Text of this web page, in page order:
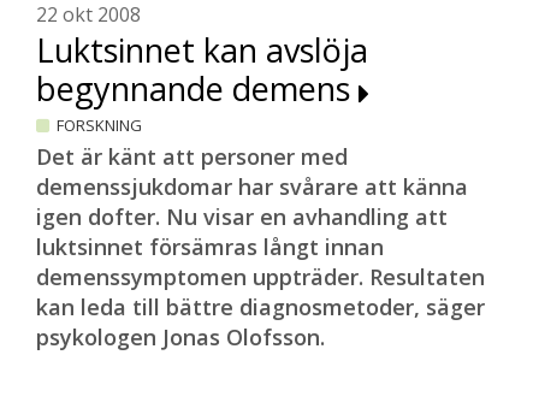
22 okt 2008
Luktsinnet kan avslöja
begynnande demens
FORSKNING
Det är känt att personer med
demenssjukdomar har svårare att känna
igen dofter. Nu visar en avhandling att
luktsinnet försämras långt innan
demenssymptomen uppträder. Resultaten
kan leda till bättre diagnosmetoder, säger
psykologen Jonas Olofsson.